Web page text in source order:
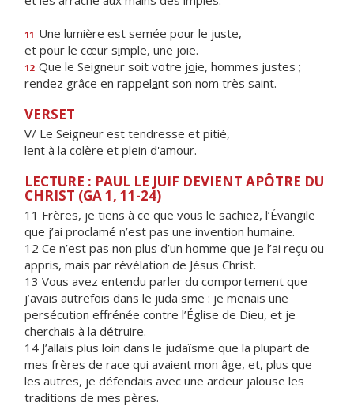
11 Une lumière est semée pour le juste,
et pour le cœur simple, une joie.
12 Que le Seigneur soit votre joie, hommes justes ;
rendez grâce en rappelant son nom très saint.
VERSET
V/ Le Seigneur est tendresse et pitié,
lent à la colère et plein d'amour.
LECTURE : PAUL LE JUIF DEVIENT APÔTRE DU
CHRIST (GA 1, 11-24)
11 Frères, je tiens à ce que vous le sachiez, l’Évangile
que j’ai proclamé n’est pas une invention humaine.
12 Ce n’est pas non plus d’un homme que je l’ai reçu ou
appris, mais par révélation de Jésus Christ.
13 Vous avez entendu parler du comportement que
j’avais autrefois dans le judaïsme : je menais une
persécution effrénée contre l’Église de Dieu, et je
cherchais à la détruire.
14 J’allais plus loin dans le judaïsme que la plupart de
mes frères de race qui avaient mon âge, et, plus que
les autres, je défendais avec une ardeur jalouse les
traditions de mes pères.